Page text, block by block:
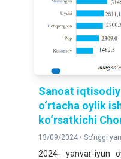
Sanoat
o‘rtacha oylik
ko‘rsatkichi
13/09/2024 • So'nggi
2024- yanvar-iyun